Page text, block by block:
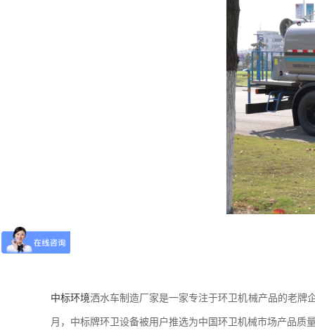
中标环境洒水车制造厂家是一家专注于环卫机械产品的老牌
月，中标牌环卫设备被用户推选为中国环卫机械市场产品质